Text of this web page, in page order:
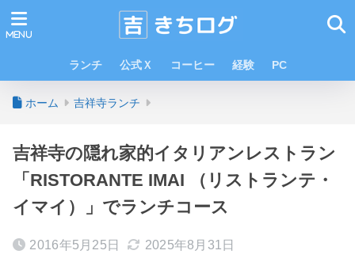
ランチ 公式Ｘ コーヒー 経験 PC
ホーム 吉祥寺ランチ
吉祥寺の隠れ家的イタリアンレストラン
「RISTORANTE IMAI （リストランテ・
イマイ）」でランチコース
2016年5月25日 2025年8月31日